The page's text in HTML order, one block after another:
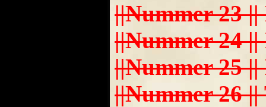
||Nummer 23
||Nummer 24
||Nummer 25 ||
||Nummer 26 ||